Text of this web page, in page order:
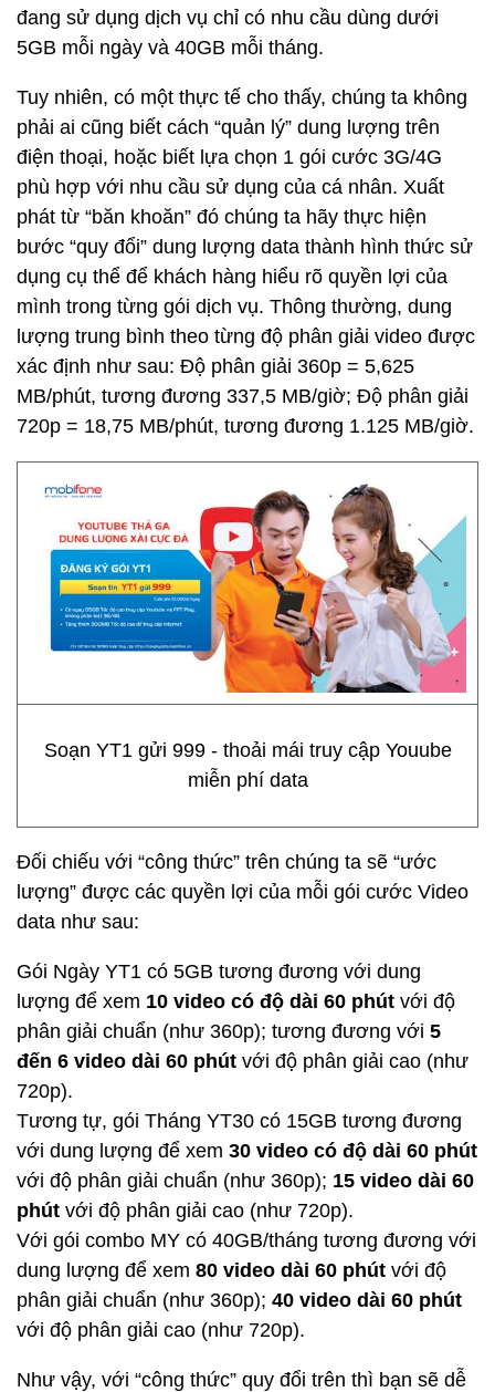
đang sử dụng dịch vụ chỉ có nhu cầu dùng dưới
5GB mỗi ngày và 40GB mỗi tháng.
Tuy nhiên, có một thực tế cho thấy, chúng ta không
phải ai cũng biết cách “quản lý” dung lượng trên
điện thoại, hoặc biết lựa chọn 1 gói cước 3G/4G
phù hợp với nhu cầu sử dụng của cá nhân. Xuất
phát từ “băn khoăn” đó chúng ta hãy thực hiện
bước “quy đổi” dung lượng data thành hình thức sử
dụng cụ thể để khách hàng hiểu rõ quyền lợi của
mình trong từng gói dịch vụ. Thông thường, dung
lượng trung bình theo từng độ phân giải video được
xác định như sau: Độ phân giải 360p = 5,625
MB/phút, tương đương 337,5 MB/giờ; Độ phân giải
720p = 18,75 MB/phút, tương đương 1.125 MB/giờ.
Soạn YT1 gửi 999 - thoải mái truy cập Youube
miễn phí data
Đối chiếu với “công thức” trên chúng ta sẽ “ước
lượng” được các quyền lợi của mỗi gói cước Video
data như sau:
Gói Ngày YT1 có 5GB tương đương với dung
lượng để xem 10 video có độ dài 60 phút với độ
phân giải chuẩn (như 360p); tương đương với 5
đến 6 video dài 60 phút với độ phân giải cao (như
720p).
Tương tự, gói Tháng YT30 có 15GB tương đương
với dung lượng để xem 30 video có độ dài 60 phút
với độ phân giải chuẩn (như 360p); 15 video dài 60
phút với độ phân giải cao (như 720p).
Với gói combo MY có 40GB/tháng tương đương với
dung lượng để xem 80 video dài 60 phút với độ
phân giải chuẩn (như 360p); 40 video dài 60 phút
với độ phân giải cao (như 720p).
Như vậy, với “công thức” quy đổi trên thì bạn sẽ dễ